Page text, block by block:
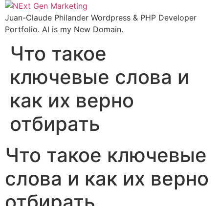
Skip
to
content
Juan-Claude Philander Wordpress & PHP Developer
Portfolio. AI is my New Domain.
Что такое
ключевые слова и
как их верно
отбирать
Что такое ключевые
слова и как их верно